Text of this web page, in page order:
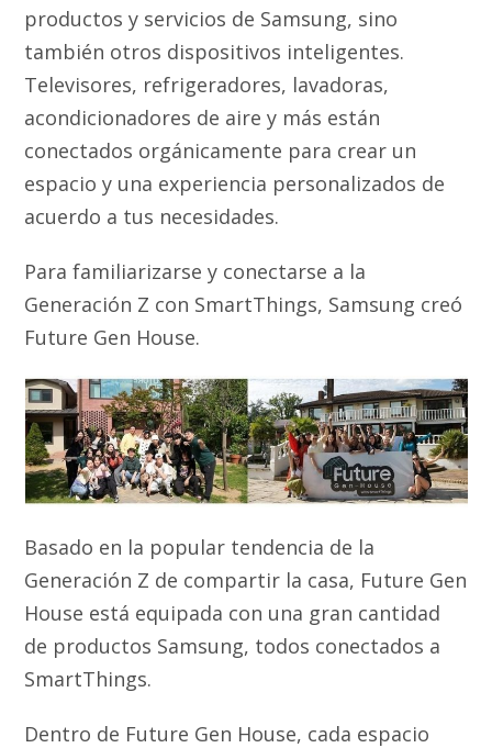
productos y servicios de Samsung, sino
también otros dispositivos inteligentes.
Televisores, refrigeradores, lavadoras,
acondicionadores de aire y más están
conectados orgánicamente para crear un
espacio y una experiencia personalizados de
acuerdo a tus necesidades.
Para familiarizarse y conectarse a la
Generación Z con SmartThings, Samsung creó
Future Gen House.
Basado en la popular tendencia de la
Generación Z de compartir la casa, Future Gen
House está equipada con una gran cantidad
de productos Samsung, todos conectados a
SmartThings.
Dentro de Future Gen House, cada espacio